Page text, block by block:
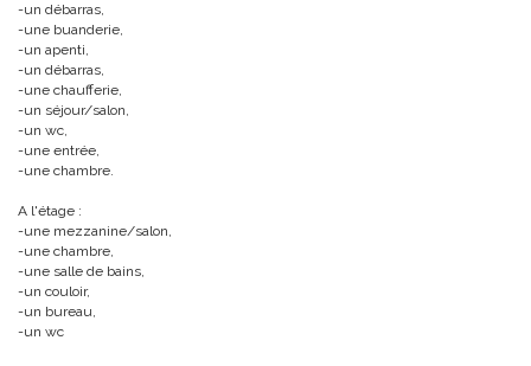
-un débarras,
-une buanderie,
-un apenti,
-un débarras,
-une chaufferie,
-un séjour/salon,
-un wc,
-une entrée,
-une chambre.
A l'étage :
-une mezzanine/salon,
-une chambre,
-une salle de bains,
-un couloir,
-un bureau,
-un wc